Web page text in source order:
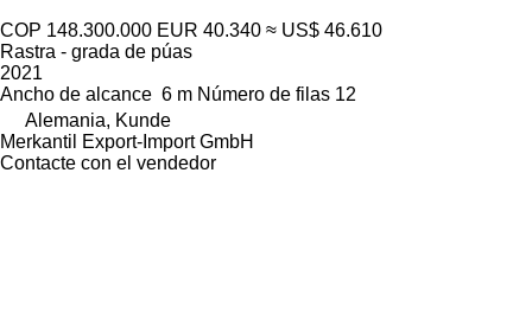
COP 148.300.000 EUR 40.340 ≈ US$ 46.610
Rastra - grada de púas
2021
Ancho de alcance 6 m Número de filas 12
Alemania, Kunde
Merkantil Export-Import GmbH
Contacte con el vendedor